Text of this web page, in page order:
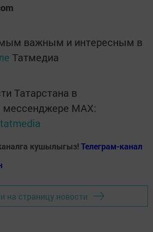
важным и интересным в
Татмедиа
Татарстана в
мессенджере MАХ:
кушылыгыз! Телеграм-канал
на страницу новости